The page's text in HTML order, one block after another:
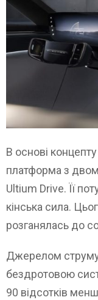
В основі
платформа з
Ultium Drive. Її
кінська сила.
розганялась до
Джерелом струму
бездротовою
90 відсотків